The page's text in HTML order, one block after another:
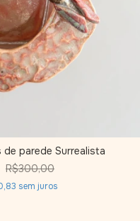
parede Surrealista
R$300,00
sem juros